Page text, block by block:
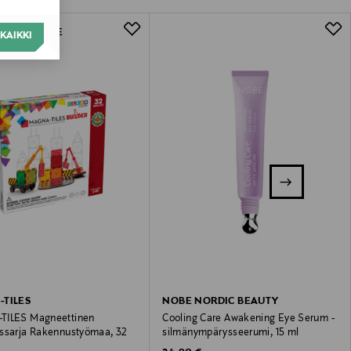
EXCLUSIVE
TILES
TILES Magneettinen
Rakennustyömaa, 32
NOBE NORDIC BEAUTY
Cooling Care Awakening Eye Serum -
silmänympärysseerumi, 15 ml